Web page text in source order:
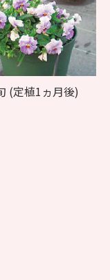
(定植1ヵ月後)